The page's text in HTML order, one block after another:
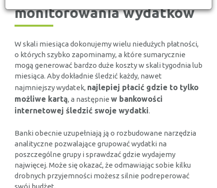
monitorowania wydatków
W skali miesiąca dokonujemy wielu niedużych płatności,
o których szybko zapominamy, a które sumarycznie
mogą generować bardzo duże koszty w skali tygodnia lub
miesiąca. Aby dokładnie śledzić każdy, nawet
najmniejszy wydatek, najlepiej płacić gdzie to tylko
możliwe kartą, a następnie w bankowości
internetowej śledzić swoje wydatki.
Banki obecnie uzupełniają ją o rozbudowane narzędzia
analityczne pozwalające grupować wydatki na
poszczególne grupy i sprawdzać gdzie wydajemy
najwięcej. Może się okazać, że odmawiając sobie kilku
drobnych przyjemności możesz silnie podreperować